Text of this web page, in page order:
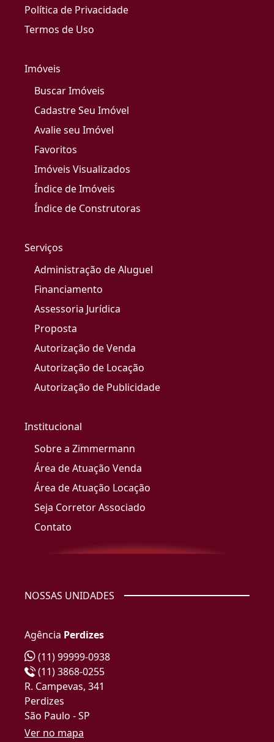
Política de Privacidade
Termos de Uso
Imóveis
Buscar Imóveis
Cadastre Seu Imóvel
Avalie seu Imóvel
Favoritos
Imóveis Visualizados
Índice de Imóveis
Índice de Construtoras
Serviços
Administração de Aluguel
Financiamento
Assessoria Jurídica
Proposta
Autorização de Venda
Autorização de Locação
Autorização de Publicidade
Institucional
Sobre a Zimmermann
Área de Atuação Venda
Área de Atuação Locação
Seja Corretor Associado
Contato
NOSSAS UNIDADES
Agência Perdizes
(11) 99999-0938
(11) 3868-0255
R. Campevas, 341
Perdizes
São Paulo - SP
Ver no mapa